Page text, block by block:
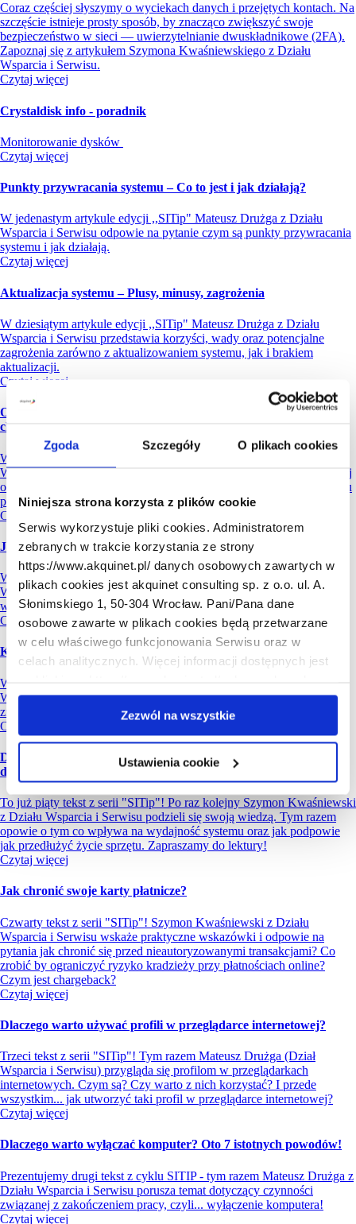
Zgoda Szczegóły O plikach cookies
Niniejsza strona korzysta z plików cookie
Serwis wykorzystuje pliki cookies. Administratorem
zebranych w trakcie korzystania ze strony
https://www.akquinet.pl/ danych osobowych zawartych w
plikach cookies jest akquinet consulting sp. z o.o. ul. A.
Słonimskiego 1, 50-304 Wrocław. Pani/Pana dane
osobowe zawarte w plikach cookies będą przetwarzane
w celu właściwego funkcjonowania Serwisu oraz w
celach analitycznych. Więcej informacji dostępnych jest
osobowych/pliki-cookies-klauzula-informacyjna
Zezwól na wszystkie
Ustawienia cookie
Coraz częściej słyszymy o wyciekach danych i przejętych kontach. Na
szczęście istnieje prosty sposób, by znacząco zwiększyć swoje
bezpieczeństwo w sieci — uwierzytelnianie dwuskładnikowe (2FA).
Zapoznaj się z artykułem Szymona Kwaśniewskiego z Działu
Wsparcia i Serwisu.
Czytaj więcej
Crystaldisk info - poradnik
Monitorowanie dysków
Czytaj więcej
Punkty przywracania systemu – Co to jest i jak działają?
W jedenastym artykule edycji ,,SITip" Mateusz Drużga z Działu
Wsparcia i Serwisu odpowie na pytanie czym są punkty przywracania
systemu i jak działają.
Czytaj więcej
Aktualizacja systemu – Plusy, minusy, zagrożenia
W dziesiątym artykule edycji ,,SITip" Mateusz Drużga z Działu
Wsparcia i Serwisu przedstawia korzyści, wady oraz potencjalne
zagrożenia zarówno z aktualizowaniem systemu, jak i brakiem
aktualizacji.
Czytaj więcej
OneDrive w pracy i codzienności: dlaczego warto korzystać z
chmury Microsoftu
W dziewiątym artykule edycji ,,SITip" Marek Czwartyński z Działu
Wsparcia i Serwisu przyjrzy się bliżej OneDrive – usłudze chmurowej
od Microsoftu, która znajduje szerokie zastosowanie zarówno w życiu
prywatnym, jak i w biznesie.
Czytaj więcej
Jak sprawić, by Windows 11 wyglądał jak Windows 10
W siódmym artykule edycji ,,SITip" Mateusz Drużga z Działu
Wsparcia i Serwisu przedstawi sprawdzone sposoby, by Windows 11
wyglądał jak Windows 10.
Czytaj więcej
Koniec wsparcia dla Windows 10. Co dalej?
W szóstym artykule edycji ,,SITip" Marek Czwartyński z Działu
Wsparcia i Serwisu przedstawi co robić i jak się przygotować na
zmianę Windows 10 na Windows 11.
Czytaj więcej
Dlaczego warto regularnie oczyszczać dysk z niepotrzebnych
danych?
To już piąty tekst z serii "SITip"! Po raz kolejny Szymon Kwaśniewski
z Działu Wsparcia i Serwisu podzieli się swoją wiedzą. Tym razem
opowie o tym co wpływa na wydajność systemu oraz jak podpowie
jak przedłużyć życie sprzętu. Zapraszamy do lektury!
Czytaj więcej
Jak chronić swoje karty płatnicze?
Czwarty tekst z serii "SITip"! Szymon Kwaśniewski z Działu
Wsparcia i Serwisu wskaże praktyczne wskazówki i odpowie na
pytania jak chronić się przed nieautoryzowanymi transakcjami? Co
zrobić by ograniczyć ryzyko kradzieży przy płatnościach online?
Czym jest chargeback?
Czytaj więcej
Dlaczego warto używać profili w przeglądarce internetowej?
Trzeci tekst z serii "SITip"! Tym razem Mateusz Drużga (Dział
Wsparcia i Serwisu) przygląda się profilom w przeglądarkach
internetowych. Czym są? Czy warto z nich korzystać? I przede
wszystkim... jak utworzyć taki profil w przeglądarce internetowej?
Czytaj więcej
Dlaczego warto wyłączać komputer? Oto 7 istotnych powodów!
Prezentujemy drugi tekst z cyklu SITIP - tym razem Mateusz Drużga z
Działu Wsparcia i Serwisu porusza temat dotyczący czynności
związanej z zakończeniem pracy, czyli... wyłączenie komputera!
Czytaj więcej